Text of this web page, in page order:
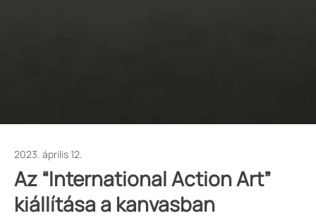
2023. április 12.
Az “International Action Art”
kiállítása a kanvasban